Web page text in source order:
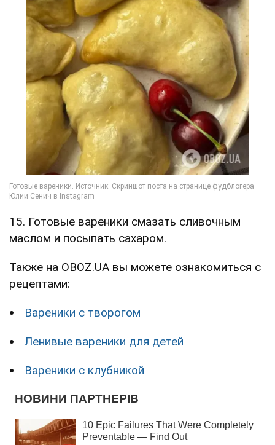
15. Готовые вареники смазать сливочным
маслом и посыпать сахаром.
Также на OBOZ.UA вы можете ознакомиться с
рецептами:
Вареники с творогом
Ленивые вареники для детей
Вареники с клубникой